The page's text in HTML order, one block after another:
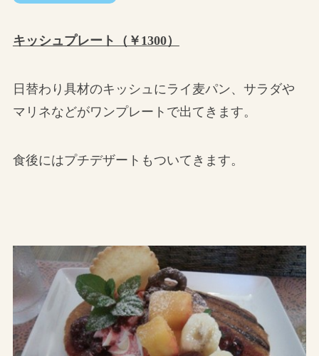
キッシュプレート（￥1300）
日替わり具材のキッシュにライ麦パン、サラダや
マリネなどがワンプレートで出てきます。
食後にはプチデザートもついてきます。